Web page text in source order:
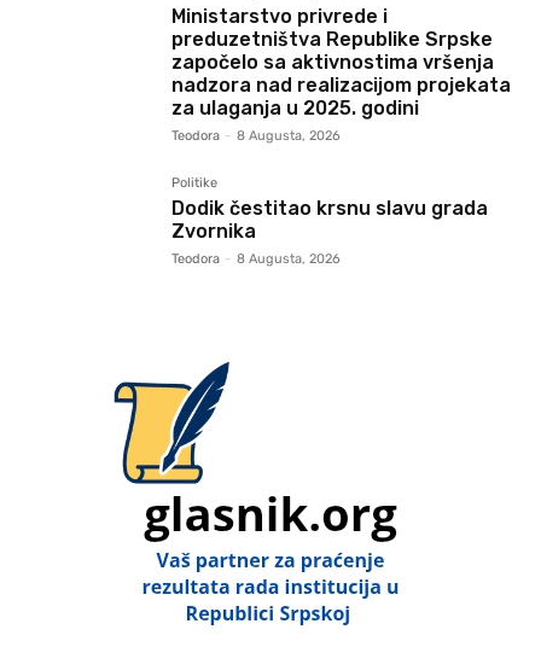
Ministarstvo privrede i
preduzetništva Republike Srpske
započelo sa aktivnostima vršenja
nadzora nad realizacijom projekata
za ulaganja u 2025. godini
Teodora - 8 Augusta, 2026
Politike
Dodik čestitao krsnu slavu grada
Zvornika
Teodora - 8 Augusta, 2026